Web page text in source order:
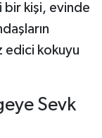
bir kişi, evinde
edici kokuyu
Sevk